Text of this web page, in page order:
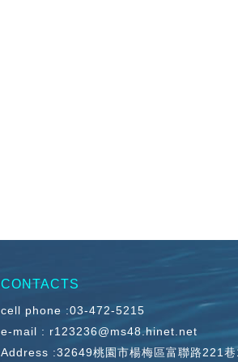
CONTACTS
cell phone :03-472-5215
e-mail : r123236@ms48.hinet.net
Address :32649桃園市楊梅區富聯路221